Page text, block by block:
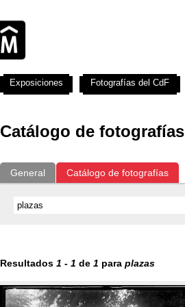
Catálogo de fotografías
General Catálogo de fotografías
Resultados 1 - 1 de 1 para plazas
Exposiciones Fotografías del CdF